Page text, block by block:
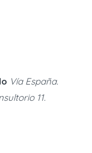
Vía España.
11.